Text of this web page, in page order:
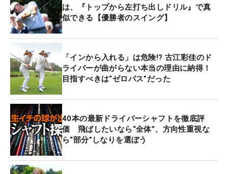
は、『トップから左打ち出しドリル』で真
似できる【優勝者のスイング】
「インから入れる」は危険!? 古江彩佳のド
ライバーが曲がらない本当の理由に納得！
目指すべきは“ゼロパス”だった
40本の最新ドライバーシャフトを徹底評
価 飛ばしたいなら“全体”、方向性重視な
ら“部分”しなりを選ぼう